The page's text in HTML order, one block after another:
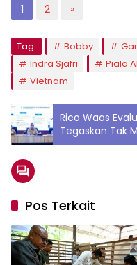
1 2 »
Tag: Bobby
Indra Sjafri
Piala
Vietnam
Rico Waas
Tegaskan Tak
Harus Tuntas
Pos Terkait